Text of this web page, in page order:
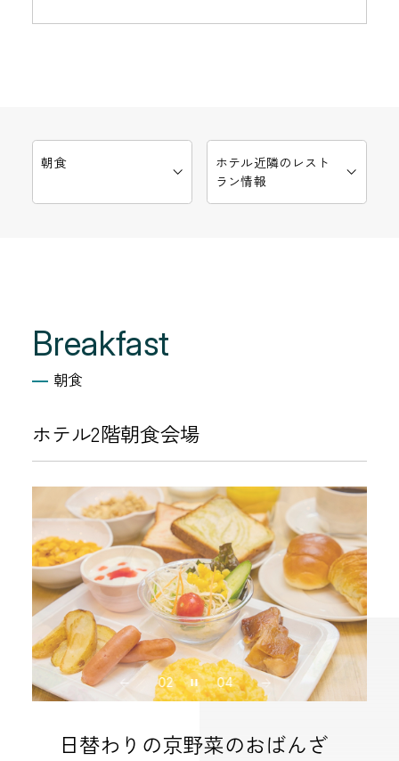
朝食
ホテル近隣のレスト
ラン情報
Breakfast
朝食
ホテル2階朝食会場
02 04
日替わりの京野菜のおばんざ